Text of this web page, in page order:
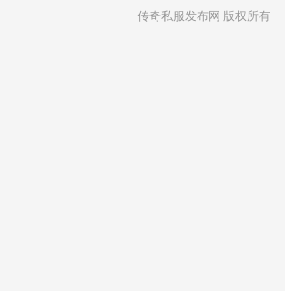
传奇私服发布网 版权所有